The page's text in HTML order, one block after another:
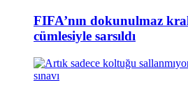
FIFA’nın dokunulmaz
cümlesiyle sarsıldı